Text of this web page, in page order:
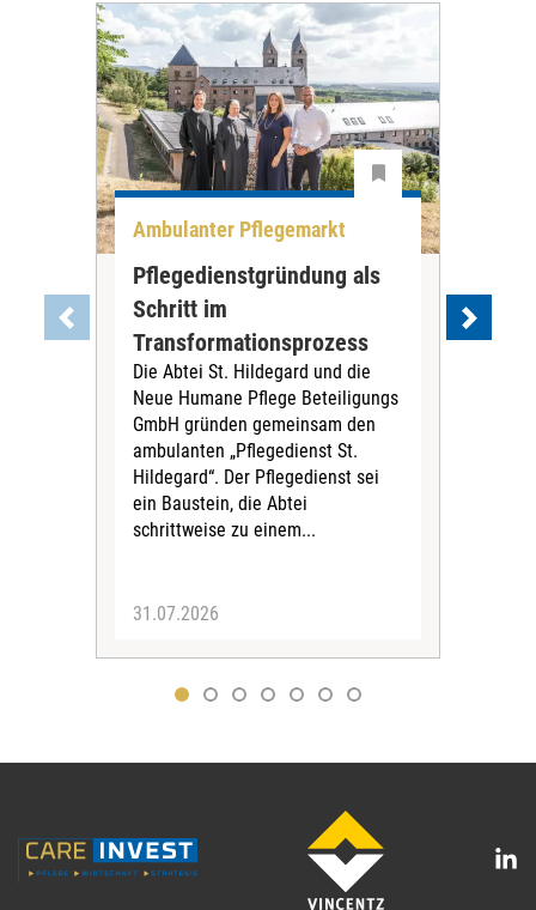
Ambulanter Pflegemarkt
Pflegedienstgründung als
Schritt im
Transformationsprozess
Die Abtei St. Hildegard und die
Neue Humane Pflege Beteiligungs
GmbH gründen gemeinsam den
ambulanten „Pflegedienst St.
Hildegard“. Der Pflegedienst sei
ein Baustein, die Abtei
schrittweise zu einem...
31.07.2026